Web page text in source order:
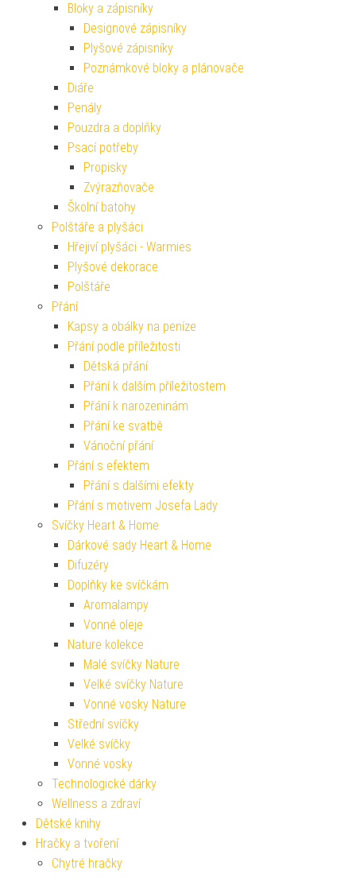
Bloky a zápisníky
Designové zápisníky
Plyšové zápisníky
Poznámkové bloky a plánovače
Diáře
Penály
Pouzdra a doplňky
Psací potřeby
Propisky
Zvýrazňovače
Školní batohy
Polštáře a plyšáci
Hřejiví plyšáci - Warmies
Plyšové dekorace
Polštáře
Přání
Kapsy a obálky na peníze
Přání podle příležitosti
Dětská přání
Přání k dalším příležitostem
Přání k narozeninám
Přání ke svatbě
Vánoční přání
Přání s efektem
Přání s dalšími efekty
Přání s motivem Josefa Lady
Svíčky Heart & Home
Dárkové sady Heart & Home
Difuzéry
Doplňky ke svíčkám
Aromalampy
Vonné oleje
Nature kolekce
Malé svíčky Nature
Velké svíčky Nature
Vonné vosky Nature
Střední svíčky
Velké svíčky
Vonné vosky
Technologické dárky
Wellness a zdraví
Dětské knihy
Hračky a tvoření
Chytré hračky